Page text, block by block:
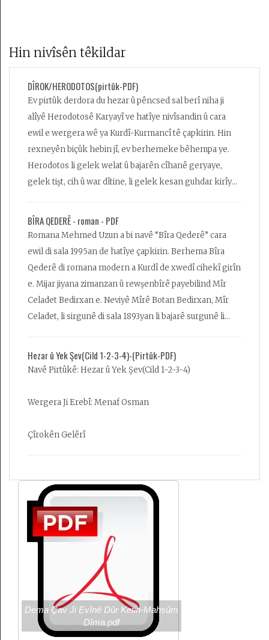
Hin nivîsên têkildar
DÎROK/HERODOTOS(pirtûk-PDF)
Ev pirtûk derdora du hezar û pêncsed sal berî niha ji
alîyê Herodotosê Karyayî ve hatîye nivîsandin û cara
ewil e wergera wê ya Kurdî-Kurmancî tê çapkirin. Hin
rexneyên biçûk hebin jî, ev berhemeke bêhempa ye.
Herodotos li gelek welat û bajarên cîhanê geryaye,
gelek tişt, cih û war dîtine, li gelek kesan guhdar kirîye
Rojhilata Nêzîk, ji Misirê heta Hîndîstanê, ji Bakurê
Afrîkayê heta Efxenistanê, ji serî heta dawîyê li welatê
Med û Farisan hemû agahiyên kevn û nû berhev dike û
kevneşopî, bazirganî, siyaset, erdnîgarî û çanda wê
tomar dike. Li gor şertê wê heyamê ev serkeftinên
mezin in. Pirtûk herî zêde behsa pêşîyên Kurdan,
welatê wan û derdorê dike, di pirtûkê de beşên bi serê
keviran, çavkanîya herî kevn ya nivîskî ya dîroka
bapîrên Kurdan û derdora wan ev pirtûk e...
BÎRA QEDERÊ - roman - PDF
Romana Mehmed Uzun a bi navê “Bîra Qederê” cara
ewil di sala 1995an de hatîye çapkirin. Berhema Bîra
Qederê di romana modern a Kurdî de xwedî cihekî girîn
e. Mijar jiyana zimanzan û rewşenbîrê payebilind Mîr
Celadet Bedirxan e. Neviyê Mîrê Botan Bedirxan, Mîr
Celadet, li sirgunê di sala 1893yan li bajarê surgunê li
Yekemîn a Cîhanê de li enîya Qefqasê tev li şer dibe. Ji
tevde bi xebatên Kurdewarî derbas dibe. ‘Bîra Qederê’
binivîse ye. Dest pê kirîye lê piştî demeke kin wefat
Mîr Celadet Bedirxan dest bi romanê kirîye.
Hezar û Yek Şev(Cild 1-2-3-4)-(Pirtûk-PDF)
Navê Pirtûkê: Hezar û Yek Şev(Cild 1-2-3-4)
Wergera Ji Erebî: Menaf Osman
Çîrokên Gelêrî
Dema Çav Ji Evînê Dûr Ketin-Mahsûm
Dîma.pdf